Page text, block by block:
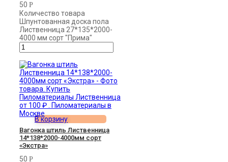
50 Р
Количество товара
Шпунтованная доска пола
Лиственница 27*135*2000-
4000 мм сорт "Прима"
В корзину
Вагонка штиль Лиственница
14*138*2000-4000мм сорт
«Экстра»
50 Р